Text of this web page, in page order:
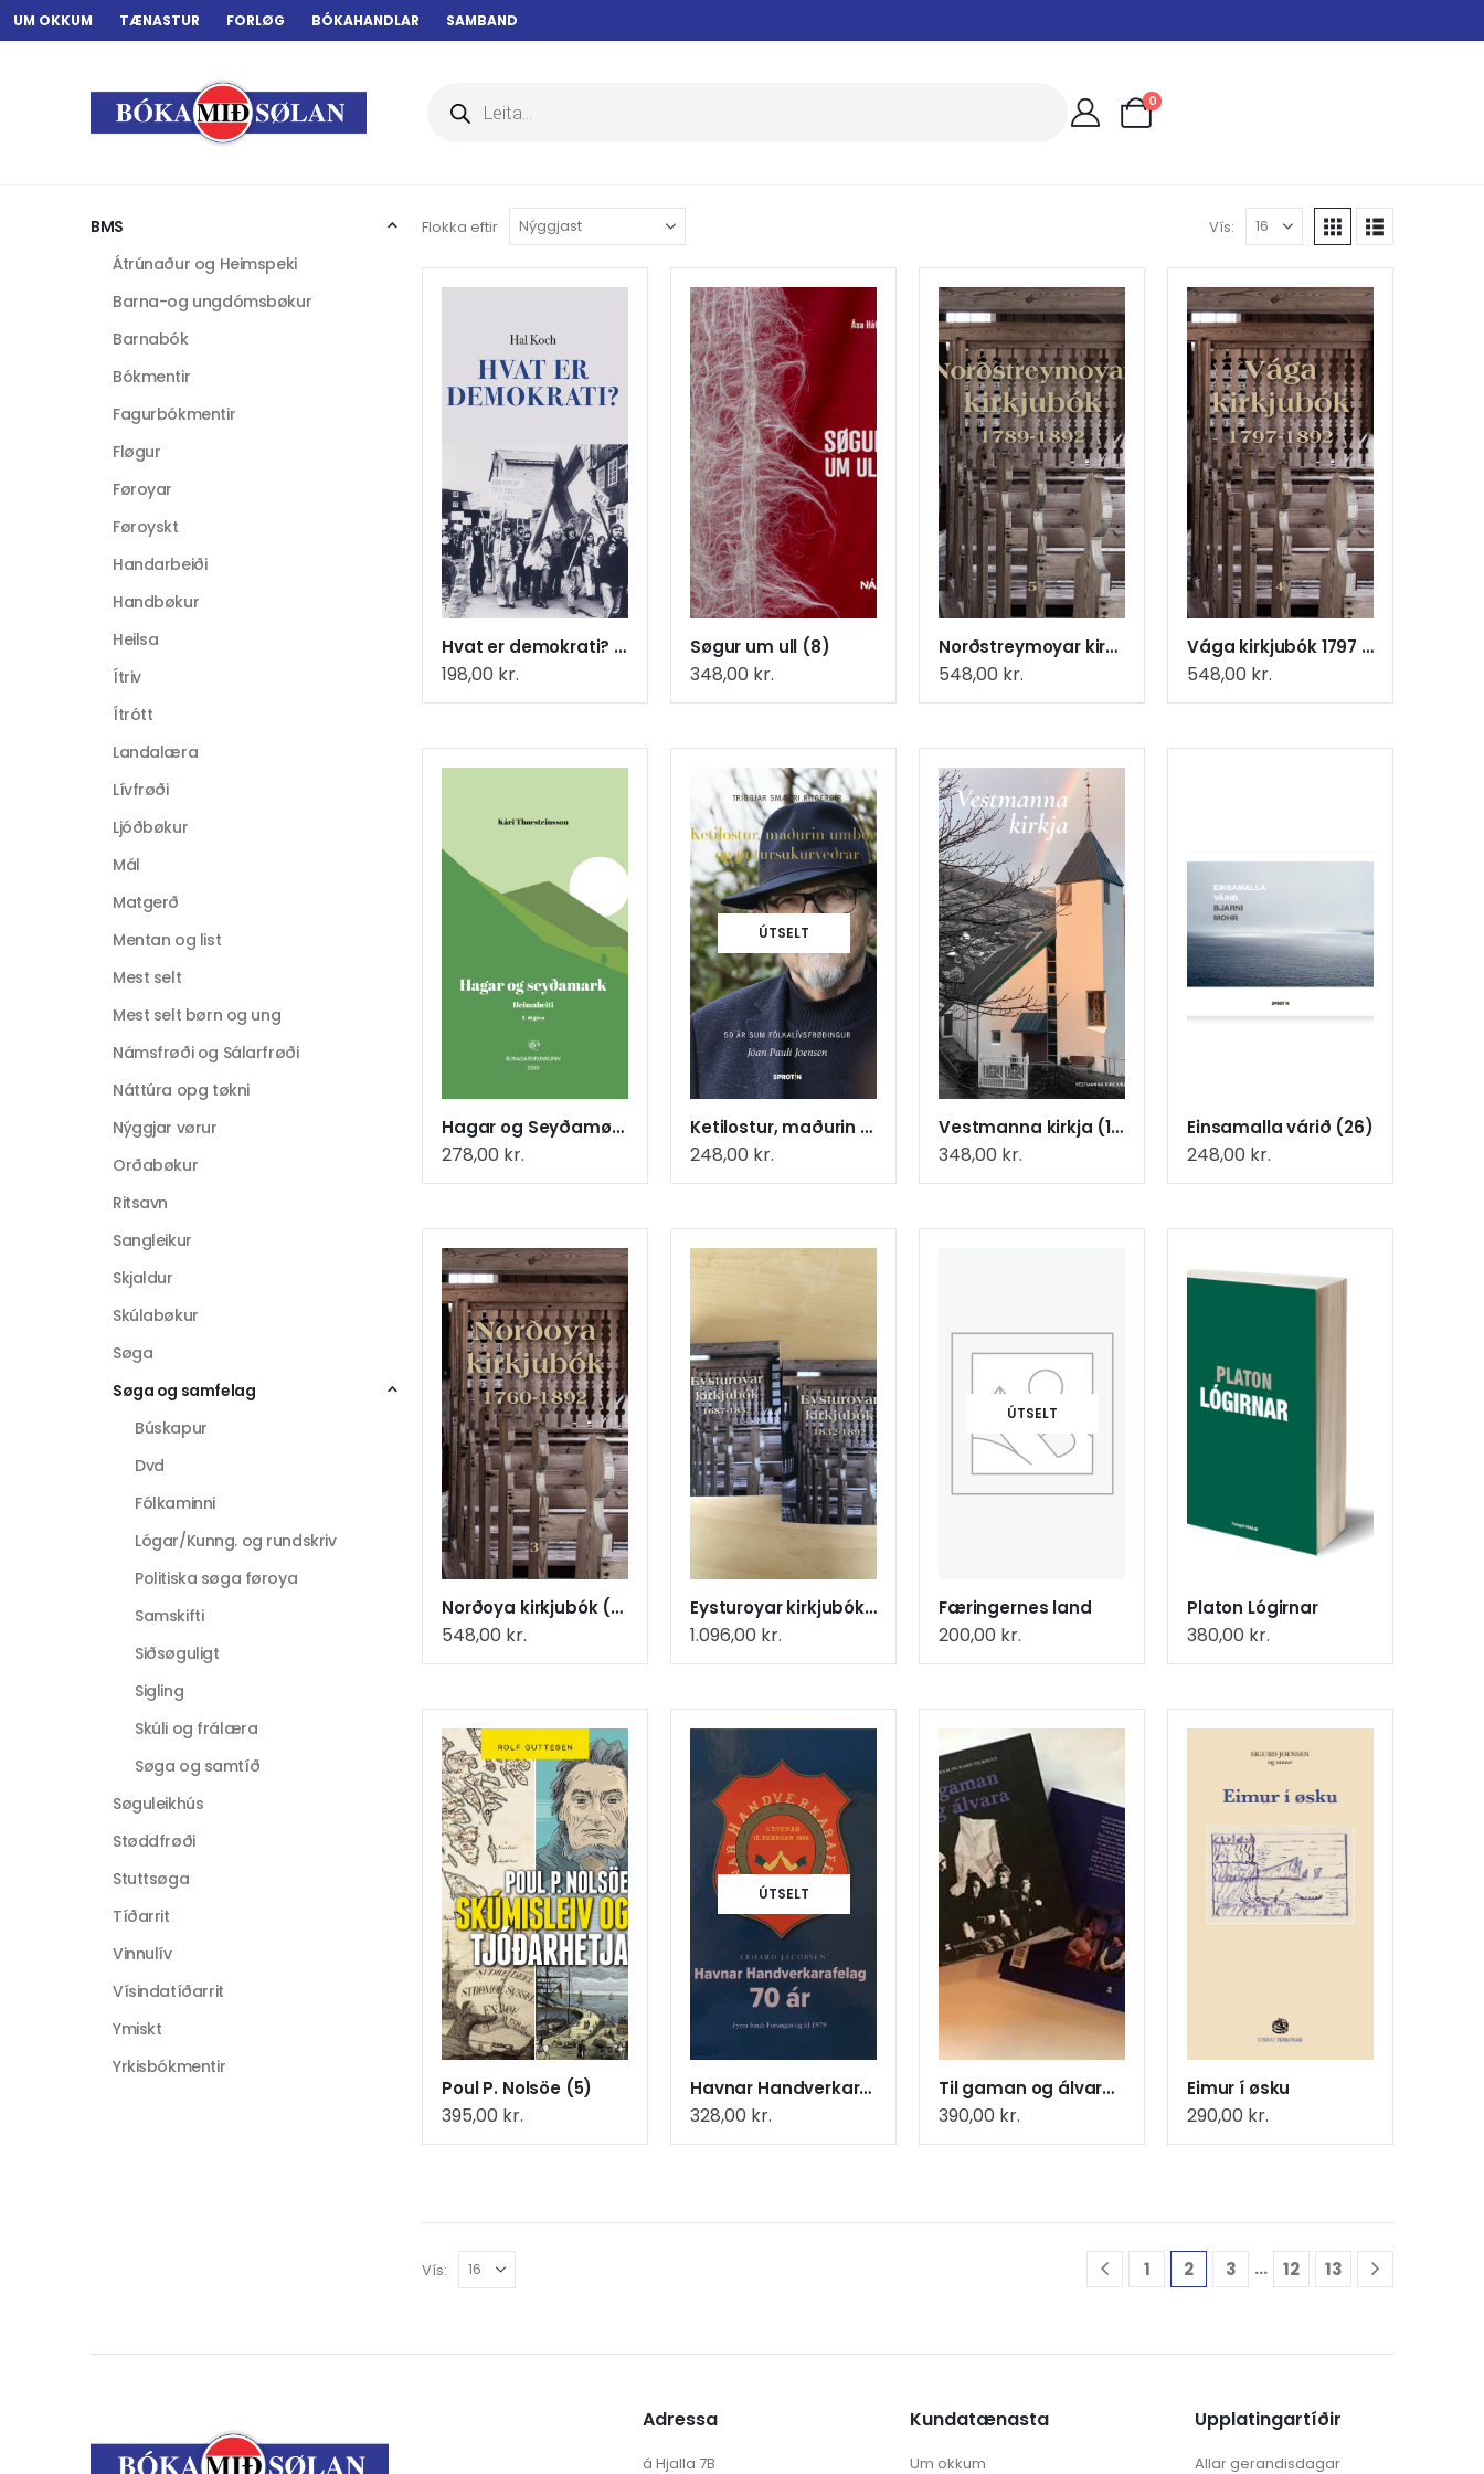
UM OKKUM TÆNASTUR FORLØG BÓKAHANDLAR SAMBAND
search 0
Flokka eftir Vís:
Hvat er demokrati? (50)
198,00 kr.
Søgur um ull (8)
348,00 kr.
Norðstreymoyar kirkjubók 1789-1892 (7)
548,00 kr.
Vága kirkjubók 1797 - 1892 (9)
548,00 kr.
Hagar og Seyðamørk, Heimabeiti (16)
278,00 kr.
ÚTSELT
Ketilostur, maðurin umborð og putursukurveðrar (21)
248,00 kr.
Vestmanna kirkja (16)
348,00 kr.
Einsamalla várið (26)
248,00 kr.
Norðoya kirkjubók (6)
548,00 kr.
Eysturoyar kirkjubók, bd. 1 + 2
1.096,00 kr.
ÚTSELT
Færingernes land
200,00 kr.
Platon Lógirnar
380,00 kr.
Poul P. Nolsöe (5)
395,00 kr.
ÚTSELT
Havnar Handverkarafelag 70 ár
328,00 kr.
Til gaman og álvara (11)
390,00 kr.
Eimur í øsku
290,00 kr.
Vís: 1 2 3 … 12 13
BMS
Átrúnaður og Heimspeki
Barna-og ungdómsbøkur
Barnabók
Bókmentir
Fagurbókmentir
Fløgur
Føroyar
Føroyskt
Handarbeiði
Handbøkur
Heilsa
Ítriv
Ítrótt
Landalæra
Lívfrøði
Ljóðbøkur
Mál
Matgerð
Mentan og list
Mest selt
Mest selt børn og ung
Námsfrøði og Sálarfrøði
Náttúra opg tøkni
Nýggjar vørur
Orðabøkur
Ritsavn
Sangleikur
Skjaldur
Skúlabøkur
Søga
Søga og samfelag
Búskapur
Dvd
Fólkaminni
Lógar/Kunng. og rundskriv
Politiska søga føroya
Samskifti
Siðsøguligt
Sigling
Skúli og frálæra
Søga og samtíð
Søguleikhús
Støddfrøði
Stuttsøga
Tíðarrit
Vinnulív
Vísindatíðarrit
Ymiskt
Yrkisbókmentir
Adressa
á Hjalla 7B
Kundatænasta
Um okkum
Upplatingartíðir
Allar gerandisdagar